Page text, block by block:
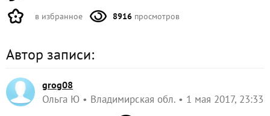
в избранное 8916 просмотров
Автор записи:
grog08
Ольга Ю Владимирская обл. 1 мая 2017, 23:33